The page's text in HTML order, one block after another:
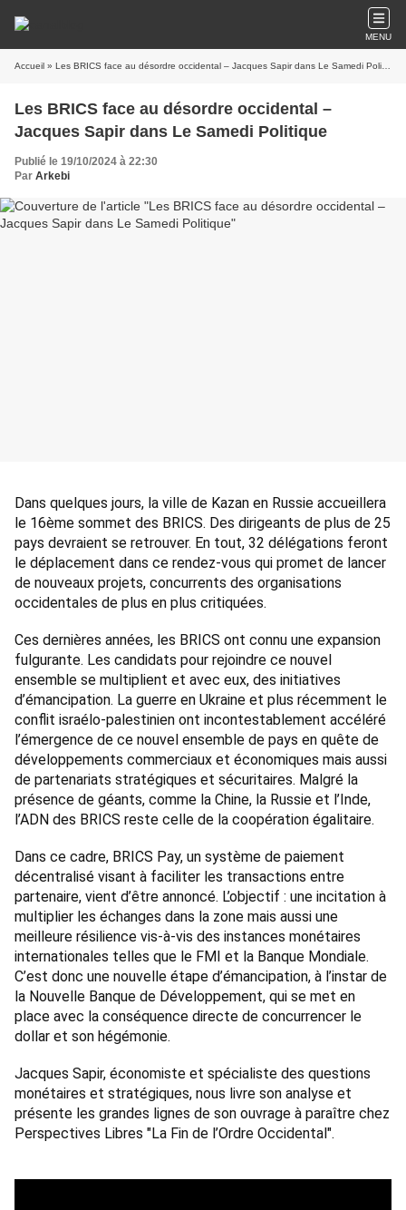
MENU
Accueil » Les BRICS face au désordre occidental – Jacques Sapir dans Le Samedi Politique
Les BRICS face au désordre occidental –
Jacques Sapir dans Le Samedi Politique
Publié le 19/10/2024 à 22:30
Par Arkebi
Dans quelques jours, la ville de Kazan en Russie accueillera
le 16ème sommet des BRICS. Des dirigeants de plus de 25
pays devraient se retrouver. En tout, 32 délégations feront
le déplacement dans ce rendez-vous qui promet de lancer
de nouveaux projets, concurrents des organisations
occidentales de plus en plus critiquées.
Ces dernières années, les BRICS ont connu une expansion
fulgurante. Les candidats pour rejoindre ce nouvel
ensemble se multiplient et avec eux, des initiatives
d’émancipation. La guerre en Ukraine et plus récemment le
conflit israélo-palestinien ont incontestablement accéléré
l’émergence de ce nouvel ensemble de pays en quête de
développements commerciaux et économiques mais aussi
de partenariats stratégiques et sécuritaires. Malgré la
présence de géants, comme la Chine, la Russie et l’Inde,
l’ADN des BRICS reste celle de la coopération égalitaire.
Dans ce cadre, BRICS Pay, un système de paiement
décentralisé visant à faciliter les transactions entre
partenaire, vient d’être annoncé. L’objectif : une incitation à
multiplier les échanges dans la zone mais aussi une
meilleure résilience vis-à-vis des instances monétaires
internationales telles que le FMI et la Banque Mondiale.
C’est donc une nouvelle étape d’émancipation, à l’instar de
la Nouvelle Banque de Développement, qui se met en
place avec la conséquence directe de concurrencer le
dollar et son hégémonie.
Jacques Sapir, économiste et spécialiste des questions
monétaires et stratégiques, nous livre son analyse et
présente les grandes lignes de son ouvrage à paraître chez
Perspectives Libres "La Fin de l’Ordre Occidental".